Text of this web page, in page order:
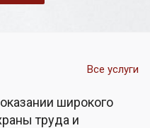
Все услуги
широкого
труда и